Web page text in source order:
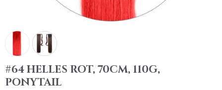
#64 HELLES ROT, 70CM, 110G,
PONYTAIL